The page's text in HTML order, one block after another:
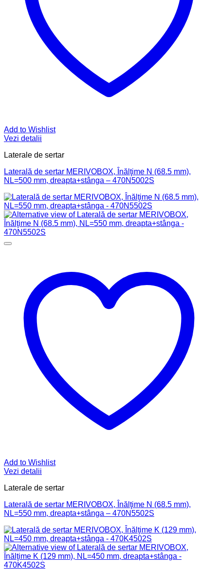
Add to Wishlist
Vezi detalii
Laterale de sertar
Laterală de sertar MERIVOBOX, Înălţime N (68.5 mm),
NL=500 mm, dreapta+stânga – 470N5002S
Add to Wishlist
Vezi detalii
Laterale de sertar
Laterală de sertar MERIVOBOX, Înălţime N (68.5 mm),
NL=550 mm, dreapta+stânga – 470N5502S